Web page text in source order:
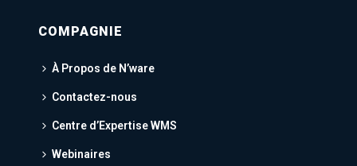
COMPAGNIE
À Propos de N’ware
Contactez-nous
Centre d’Expertise WMS
Webinaires